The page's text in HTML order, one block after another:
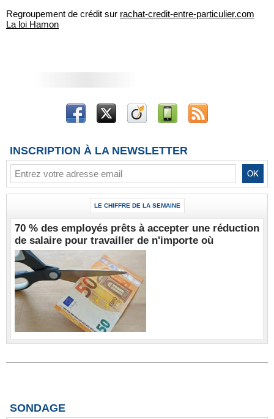
Regroupement de crédit sur rachat-credit-entre-particulier.com
La loi Hamon
INSCRIPTION À LA NEWSLETTER
LE CHIFFRE DE LA SEMAINE
70 % des employés prêts à accepter une réduction
de salaire pour travailler de n'importe où
SONDAGE